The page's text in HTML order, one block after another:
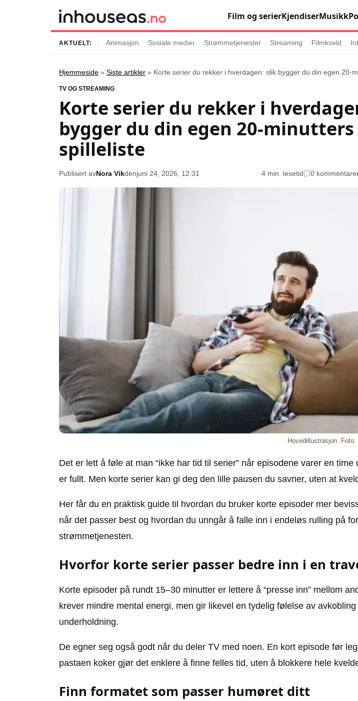
Film og serierKjendiserMusikk
Innhold
Siste artikler
Film og serier
Musikk og artister
Popkultur
TV og streaming
Underholdning
Kjendiser
Streaming
Internettkultur
Gaming
Animasjon
Sosiale medier
Seervaner
AKTUELT: Animasjon Sosiale medier Strømmetjenester Streaming Filmkveld
Hjemmeside » Siste artikler » Korte serier du rekker i hverdagen: slik bygger du din egen 20-
TV OG STREAMING
Korte serier du rekker i
bygger du din egen 20-minutters
spilleliste
Publisert avNora Vikdenjuni 24, 2026, 12:31 4 min. lesetid 0
Hovedillustrasjon.
Det er lett å føle at man “ikke har tid til serier” når episodene varer en time
er fullt. Men korte serier kan gi deg den lille pausen du savner, uten at
Her får du en praktisk guide til hvordan du bruker korte episoder mer
når det passer best og hvordan du unngår å falle inn i endeløs rulling på
strømmetjenesten.
Hvorfor korte serier passer bedre inn i en
Korte episoder på rundt 15–30 minutter er lettere å “presse inn” mellom
krever mindre mental energi, men gir likevel en tydelig følelse av avkobling
underholdning.
De egner seg også godt når du deler TV med noen. En kort episode før
pastaen koker gjør det enklere å finne felles tid, uten å blokkere hele
Finn formatet som passer humøret ditt